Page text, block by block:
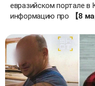
евразийском портале в
информацию про
【8